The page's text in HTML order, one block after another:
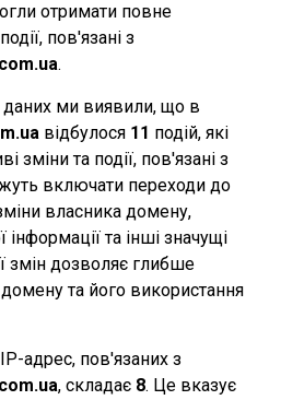
отримати повне
пов'язані з
.
даних ми виявили, що в
відбулося 11 подій, які
зміни та події, пов'язані з
включати переходи до
власника домену,
та інші значущі
змін дозволяє глибше
та його використання
адрес, пов'язаних з
, складає 8. Це вказує